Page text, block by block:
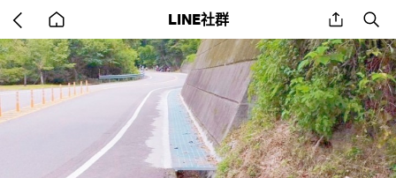
back
to
home
LINE社群 share